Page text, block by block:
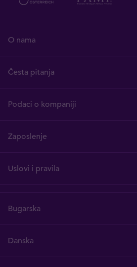
O nama
Česta pitanja
Podaci o kompaniji
Zaposlenje
Uslovi i pravila
Bugarska
Danska